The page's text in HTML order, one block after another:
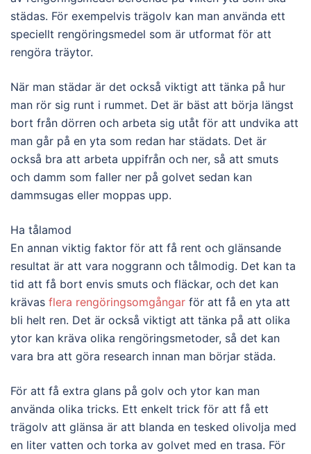
städas. För exempelvis trägolv kan man använda ett
speciellt rengöringsmedel som är utformat för att
rengöra träytor.
När man städar är det också viktigt att tänka på hur
man rör sig runt i rummet. Det är bäst att börja längst
bort från dörren och arbeta sig utåt för att undvika att
man går på en yta som redan har städats. Det är
också bra att arbeta uppifrån och ner, så att smuts
och damm som faller ner på golvet sedan kan
dammsugas eller moppas upp.
Ha tålamod
En annan viktig faktor för att få rent och glänsande
resultat är att vara noggrann och tålmodig. Det kan ta
tid att få bort envis smuts och fläckar, och det kan
krävas flera rengöringsomgångar för att få en yta att
bli helt ren. Det är också viktigt att tänka på att olika
ytor kan kräva olika rengöringsmetoder, så det kan
vara bra att göra research innan man börjar städa.
För att få extra glans på golv och ytor kan man
använda olika tricks. Ett enkelt trick för att få ett
trägolv att glänsa är att blanda en tesked olivolja med
en liter vatten och torka av golvet med en trasa. För